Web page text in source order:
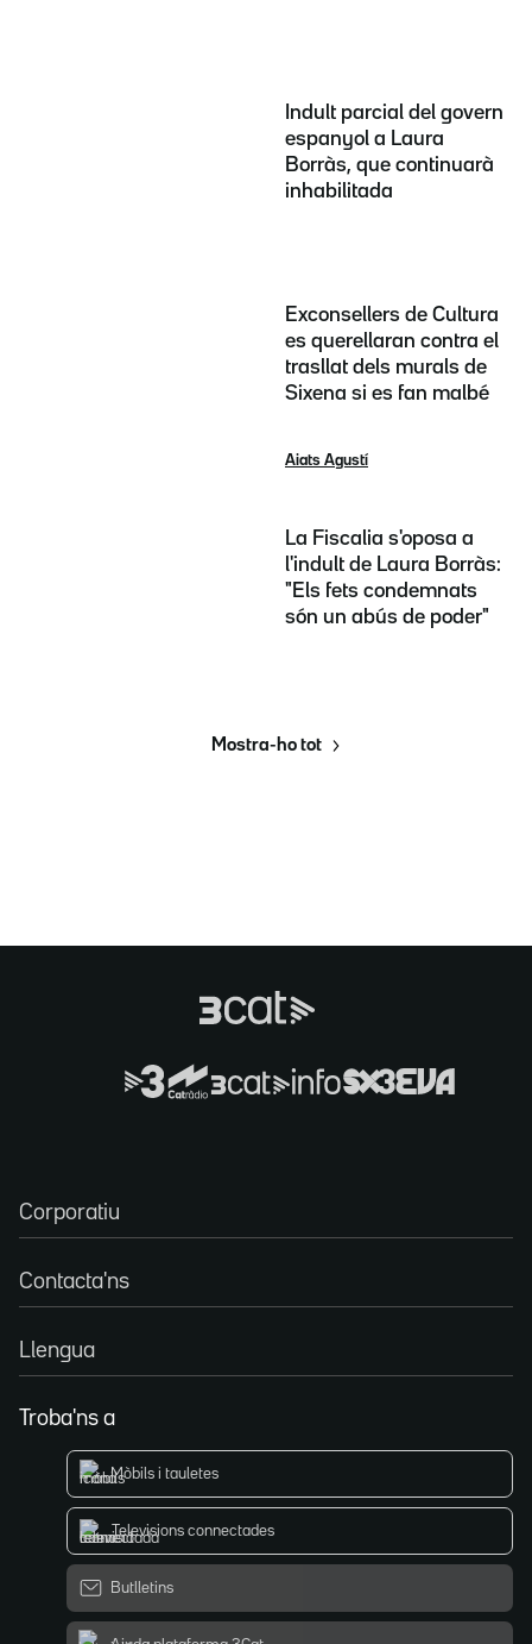
Indult parcial del govern
espanyol a Laura
Borràs, que continuarà
inhabilitada
Exconsellers de Cultura
es querellaran contra el
trasllat dels murals de
Sixena si es fan malbé
Aiats Agustí
La Fiscalia s'oposa a
l'indult de Laura Borràs:
"Els fets condemnats
són un abús de poder"
Mostra-ho tot
Corporatiu
Contacta'ns
Llengua
Troba'ns a
Mòbils i tauletes
Televisions connectades
Butlletins